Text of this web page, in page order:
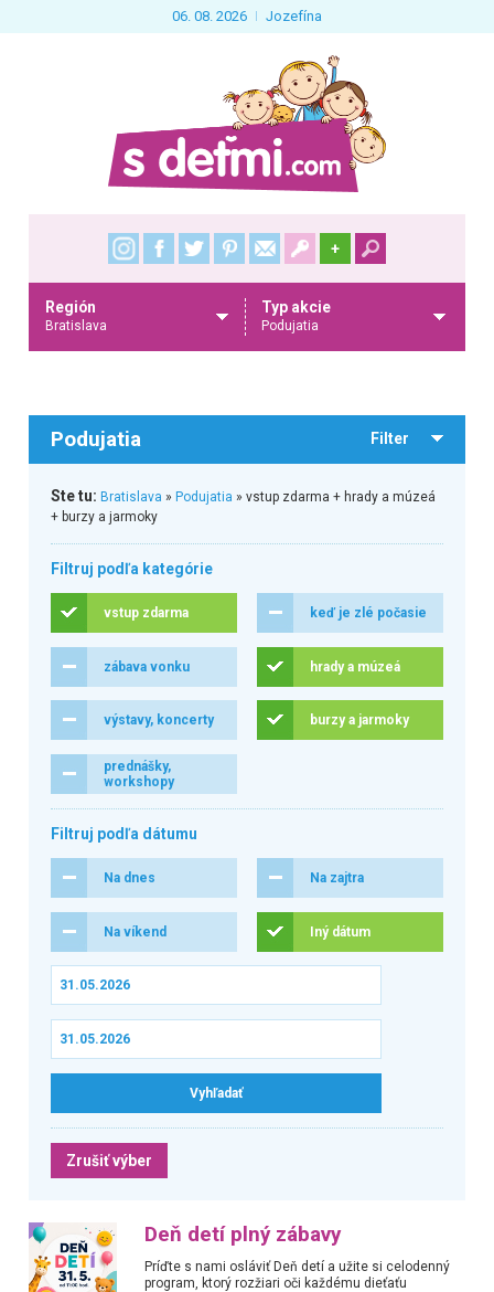
06. 08. 2026 Jozefína
+
Región
Bratislava
Typ akcie
Podujatia
Podujatia Filter
Ste tu: Bratislava » Podujatia » vstup zdarma + hrady a múzeá
+ burzy a jarmoky
Filtruj podľa kategórie
vstup zdarma keď je zlé počasie
zábava vonku hrady a múzeá
výstavy, koncerty burzy a jarmoky
prednášky,
workshopy
Filtruj podľa dátumu
Na dnes Na zajtra
Na víkend Iný dátum
Zrušiť výber
Deň detí plný zábavy
Príďte s nami osláviť Deň detí a užite si celodenný
program, ktorý rozžiari oči každému dieťaťu